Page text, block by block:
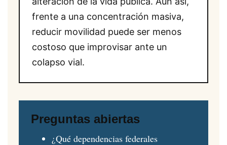
frente a una concentración masiva,
reducir movilidad puede ser menos
costoso que improvisar ante un
colapso vial.
Preguntas abiertas
¿Qué dependencias federales